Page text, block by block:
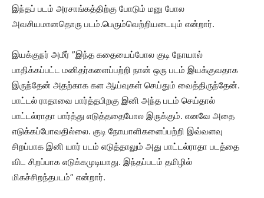
இந்தப் படம் அரசாங்கத்திற்கு போடும் மனு போல
அவசியமானதொரு படம்.பெரும்வெற்றியடையும் என்றார்.
இயக்குநர் அமீர் ”இந்த கதையைப்போல குடி நோயால்
பாதிக்கப்பட்ட மனிதர்களைப்பற்றி நான் ஒரு படம் இயக்குவதாக
இருந்தேன் அதற்காக கள ஆய்வுகள் செய்தும் வைத்திருந்தேன்.
பாட்டல் ராதாவை பார்த்தபிறகு இனி அந்த படம் செய்தால்
பாட்டல்ராதா பார்த்து எடுத்ததைபோல இருக்கும். எனவே அதை
எடுக்கப்போவதில்லை. குடி நோயாளிகளைப்பற்றி இவ்வளவு
சிறப்பாக இனி யார் படம் எடுத்தாலும் அது பாட்டல்ராதா படத்தை
விட சிறப்பாக எடுக்கமுடியாது. இந்தப்படம் தமிழில்
மிகச்சிறந்தபடம்” என்றார்.